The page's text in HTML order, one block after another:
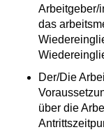
Arbeitgeber/
das
Der/Die
über die